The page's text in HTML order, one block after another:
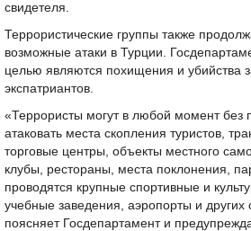
свидетеля.
Террористические группы также
возможные атаки в Турции.
целью являются похищения и убийства
экспатриантов.
«Террористы могут в любой момент без
атаковать места скопления туристов,
торговые центры, объекты местного
клубы, рестораны, места поклонения,
проводятся крупные спортивные и
учебные заведения, аэропорты и
поясняет Госдепартамент и